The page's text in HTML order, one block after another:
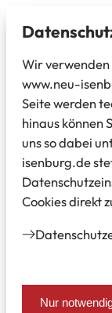
Wir verwenden
www.neu-
Seite werden
hinaus können
uns so dabei
isenburg.de
Cookies direkt
Nur